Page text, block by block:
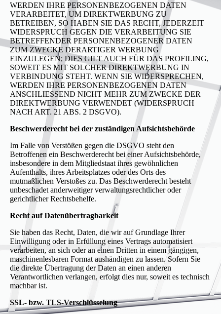
WERDEN IHRE PERSONENBEZOGENEN DATEN
VERARBEITET, UM DIREKTWERBUNG ZU
BETREIBEN, SO HABEN SIE DAS RECHT, JEDERZEIT
WIDERSPRUCH GEGEN DIE VERARBEITUNG SIE
BETREFFENDER PERSONENBEZOGENER DATEN
ZUM ZWECKE DERARTIGER WERBUNG
EINZULEGEN; DIES GILT AUCH FÜR DAS PROFILING,
SOWEIT ES MIT SOLCHER DIREKTWERBUNG IN
VERBINDUNG STEHT. WENN SIE WIDERSPRECHEN,
WERDEN IHRE PERSONENBEZOGENEN DATEN
ANSCHLIESSEND NICHT MEHR ZUM ZWECKE DER
DIREKTWERBUNG VERWENDET (WIDERSPRUCH
NACH ART. 21 ABS. 2 DSGVO).
Beschwerderecht bei der zuständigen Aufsichtsbehörde
Im Falle von Verstößen gegen die DSGVO steht den
Betroffenen ein Beschwerderecht bei einer Aufsichtsbehörde,
insbesondere in dem Mitgliedstaat ihres gewöhnlichen
Aufenthalts, ihres Arbeitsplatzes oder des Orts des
mutmaßlichen Verstoßes zu. Das Beschwerderecht besteht
unbeschadet anderweitiger verwaltungsrechtlicher oder
gerichtlicher Rechtsbehelfe.
Recht auf Datenübertragbarkeit
Sie haben das Recht, Daten, die wir auf Grundlage Ihrer
Einwilligung oder in Erfüllung eines Vertrags automatisiert
verarbeiten, an sich oder an einen Dritten in einem gängigen,
maschinenlesbaren Format aushändigen zu lassen. Sofern Sie
die direkte Übertragung der Daten an einen anderen
Verantwortlichen verlangen, erfolgt dies nur, soweit es technisch
machbar ist.
SSL- bzw. TLS-Verschlüsselung